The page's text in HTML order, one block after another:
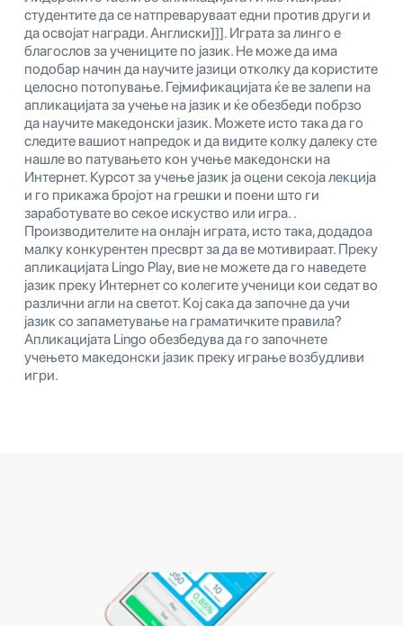
студентите да се натпреваруваат едни против други и
да освојат награди. Англиски]]]. Играта за линго е
благослов за учениците по јазик. Не може да има
подобар начин да научите јазици отколку да користите
целосно потопување. Гејмификацијата ќе ве залепи на
апликацијата за учење на јазик и ќе обезбеди побрзо
да научите македонски јазик. Можете исто така да го
следите вашиот напредок и да видите колку далеку сте
нашле во патувањето кон учење македонски на
Интернет. Курсот за учење јазик ја оцени секоја лекција
и го прикажа бројот на грешки и поени што ги
заработувате во секое искуство или игра. .
Производителите на онлајн играта, исто така, додадоа
малку конкурентен пресврт за да ве мотивираат. Преку
апликацијата Lingo Play, вие не можете да го наведете
јазик преку Интернет со колегите ученици кои седат во
различни агли на светот. Кој сака да започне да учи
јазик со запаметување на граматичките правила?
Апликацијата Lingo обезбедува да го започнете
учењето македонски јазик преку играње возбудливи
игри.